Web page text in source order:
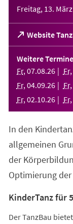
Freitag, 13.
Website
(Öffnet
in
einem
neuen
Tab)
Weitere Termine
Fr, 07.08.26 Fr,
Fr, 04.09.26 Fr,
Fr, 02.10.26 Fr,
In den
allgemeinen
der
Optimierung
KinderTanz für
Der TanzBau